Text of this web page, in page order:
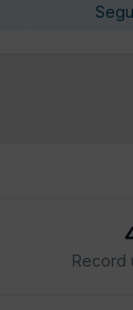
Record